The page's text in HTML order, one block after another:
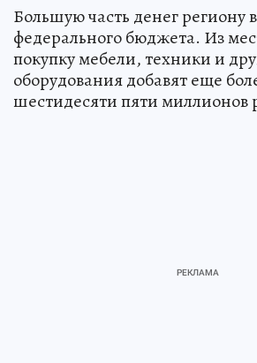
Большую часть денег региону
федерального бюджета. Из
покупку мебели, техники и
оборудования добавят еще
шестидесяти пяти миллионов